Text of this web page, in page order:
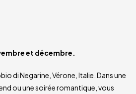
et décembre.
di Negarine, Vérone, Italie. Dans une
ou une soirée romantique, vous